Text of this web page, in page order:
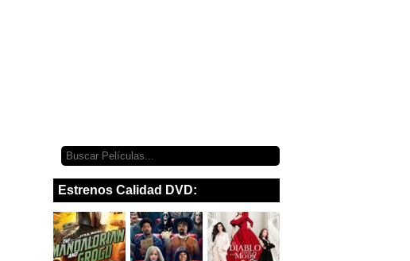
Estrenos Calidad DVD: